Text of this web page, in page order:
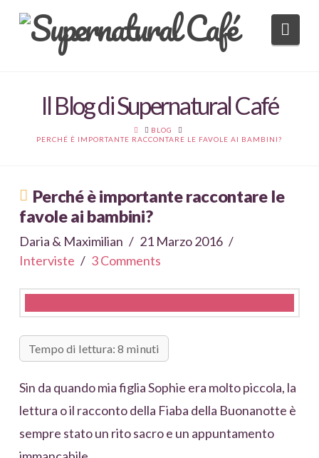
Il Blog di Supernatural Café
HOME
BLOG
PERCHÉ È IMPORTANTE RACCONTARE LE FAVOLE AI BAMBINI?
Perché è importante raccontare le
favole ai bambini?
Daria & Maximilian
21 Marzo 2016
Interviste
3 Comments
Tempo di lettura: 8 minuti
Sin da quando mia figlia Sophie era molto piccola, la
lettura o il racconto della Fiaba della Buonanotte è
sempre stato un rito sacro e un appuntamento